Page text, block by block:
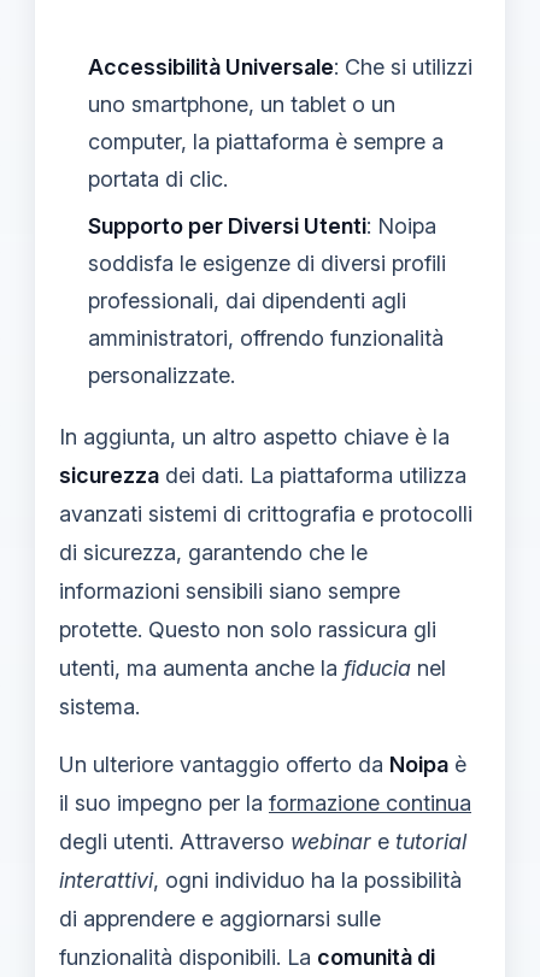
Accessibilità Universale: Che si utilizzi
uno smartphone, un tablet o un
computer, la piattaforma è sempre a
portata di clic.
Supporto per Diversi Utenti: Noipa
soddisfa le esigenze di diversi profili
professionali, dai dipendenti agli
amministratori, offrendo funzionalità
personalizzate.
In aggiunta, un altro aspetto chiave è la
sicurezza dei dati. La piattaforma utilizza
avanzati sistemi di crittografia e protocolli
di sicurezza, garantendo che le
informazioni sensibili siano sempre
protette. Questo non solo rassicura gli
utenti, ma aumenta anche la fiducia nel
sistema.
Un ulteriore vantaggio offerto da Noipa è
il suo impegno per la formazione continua
degli utenti. Attraverso webinar e tutorial
interattivi, ogni individuo ha la possibilità
di apprendere e aggiornarsi sulle
funzionalità disponibili. La comunità di